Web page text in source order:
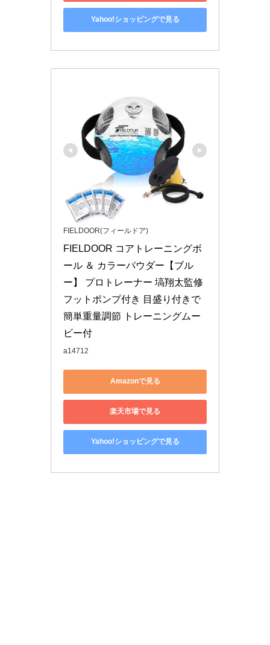
Yahoo!ショッピングで見る
FIELDOOR(フィールドア)
FIELDOOR コアトレーニングボ
ール ＆ カラーパウダー【ブル
ー】 プロトレーナー 塙翔太監修
フットポンプ付き 目盛り付きで
簡単重量調節 トレーニングムー
ビー付
a14712
Amazonで見る
楽天市場で見る
Yahoo!ショッピングで見る